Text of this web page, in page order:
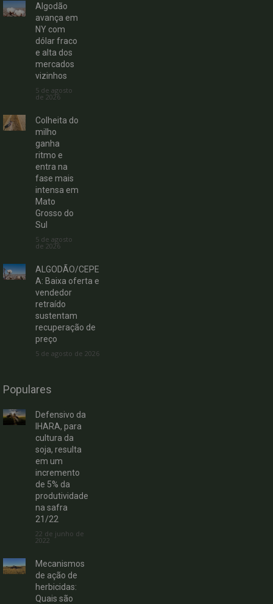
Algodão
avança em
NY com
dólar fraco
e alta dos
mercados
vizinhos
5 de agosto
de 2026
Colheita do
milho
ganha
ritmo e
entra na
fase mais
intensa em
Mato
Grosso do
Sul
5 de agosto
de 2026
ALGODÃO/CEPE
A: Baixa oferta e
vendedor
retraído
sustentam
recuperação de
preço
5 de agosto de 2026
Populares
Defensivo da
IHARA, para
cultura da
soja, resulta
em um
incremento
de 5% da
produtividade
na safra
21/22
22 de junho de
2022
Mecanismos
de ação de
herbicidas:
Quais são